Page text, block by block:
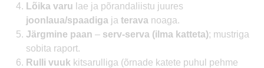
Lõika varu lae ja põrandaliistu juures
joonlaua/spaadiga ja terava noaga.
Järgmine paan – serv-serva (ilma katteta); mustriga
sobita raport.
Rulli vuuk kitsarulliga (õrnade katete puhul pehme